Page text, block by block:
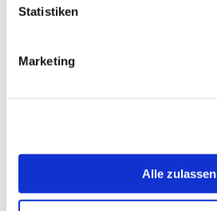
Statistiken
Marketing
Alle zulassen